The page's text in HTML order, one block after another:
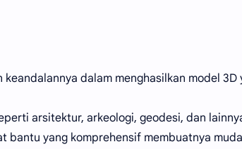
dalam menghasilkan model 3D
arsitektur, arkeologi, geodesi, dan
bantu yang komprehensif membuatnya